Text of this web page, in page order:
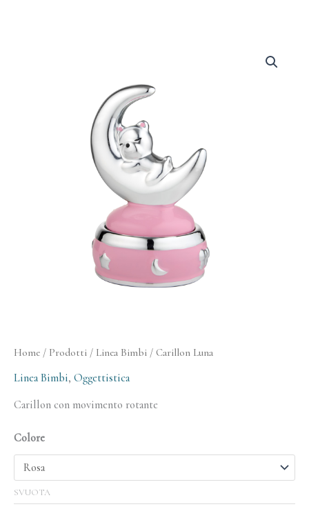
Home / Prodotti / Linea Bimbi / Carillon Luna
Linea Bimbi, Oggettistica
Carillon con movimento rotante
Colore
SVUOTA